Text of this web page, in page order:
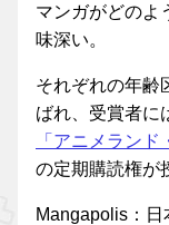
マンガがどのよ
味深い。
それぞれの年齢
ばれ、受賞者に
「アニメランド
の定期購読権が
Mangapolis：